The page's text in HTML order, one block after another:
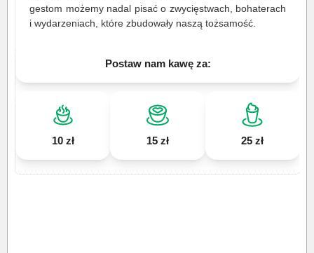
gestom możemy nadal pisać o zwycięstwach, bohaterach
i wydarzeniach, które zbudowały naszą tożsamość.
Postaw nam kawę za:
10 zł 15 zł 25 zł